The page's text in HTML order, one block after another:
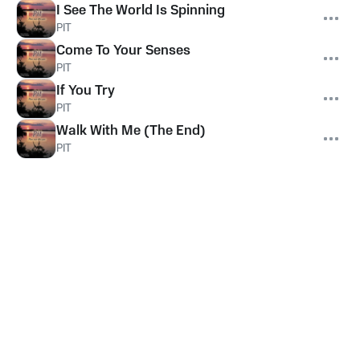
I See The World Is Spinning
PIT
Come To Your Senses
PIT
If You Try
PIT
Walk With Me (The End)
PIT